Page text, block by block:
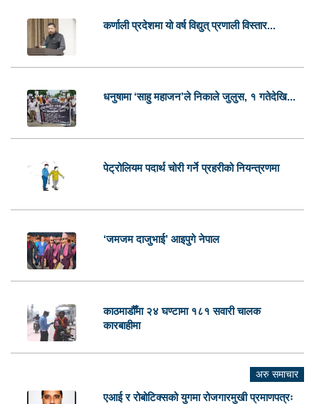
कर्णाली प्रदेशमा यो वर्ष विद्युत् प्रणाली विस्तार...
धनुषामा ‘साहु महाजन’ले निकाले जुलुस, १ गतेदेखि...
पेट्रोलियम पदार्थ चोरी गर्ने प्रहरीको नियन्त्रणमा
‘जमजम दाजुभाई’ आइपुगे नेपाल
काठमाडौँमा २४ घण्टामा १८१ सवारी चालक
कारबाहीमा
अरु समाचार
एआई र रोबोटिक्सको युगमा रोजगारमुखी प्रमाणपत्रः